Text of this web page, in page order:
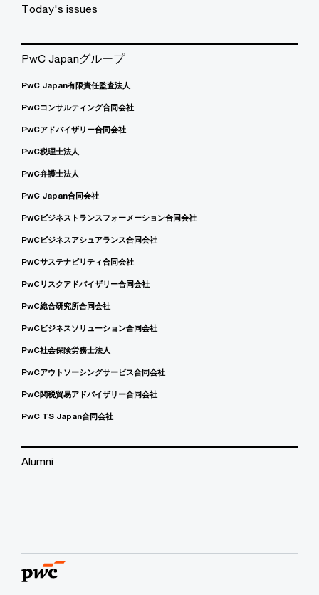
Today's issues
PwC Japanグループ
PwC Japan有限責任監査法人
PwCコンサルティング合同会社
PwCアドバイザリー合同会社
PwC税理士法人
PwC弁護士法人
PwC Japan合同会社
PwCビジネストランスフォーメーション合同会社
PwCビジネスアシュアランス合同会社
PwCサステナビリティ合同会社
PwCリスクアドバイザリー合同会社
PwC総合研究所合同会社
PwCビジネスソリューション合同会社
PwC社会保険労務士法人
PwCアウトソーシングサービス合同会社
PwC関税貿易アドバイザリー合同会社
PwC TS Japan合同会社
Alumni